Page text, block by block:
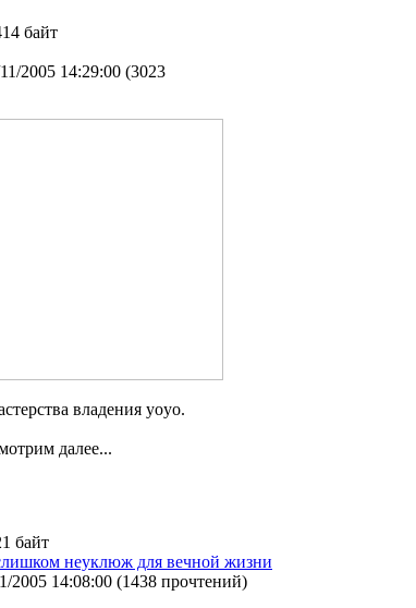
байт
2005 14:29:00 (3023
владения yoyo.
далее...
байт
неуклюж для вечной жизни
2005 14:08:00 (1438 прочтений)